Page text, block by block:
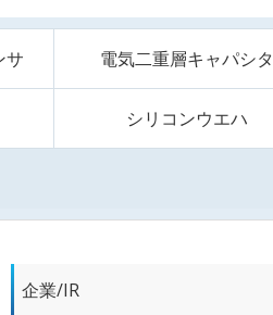
サ 電気二重層キャパシタ
シリコンウエハ
企業/IR